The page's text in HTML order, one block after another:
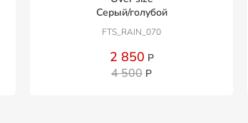
Серый/голубой
FTS_RAIN_070
2 850 Р
4 500 Р